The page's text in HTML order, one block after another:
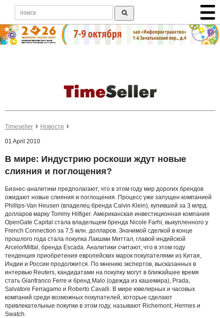
Timeseller Новости
01 April 2010
В мире: Индустрию роскоши ждут новые
слияния и поглощения?
Бизнес-аналитики предполагают, что в этом году мир дорогих брендов
ожидают новые слияния и поглощения. Процесс уже запущен компанией
Phillips-Van Heusen (владелец бренда Calvin Klein), купившей за 3 млрд.
долларов марку Tommy Hilfiger. Американская инвестиционная компания
OpenGate Capital стала владельцем бренда Nicole Farhi, выкупленного у
French Connection за 7,5 млн. долларов. Значимой сделкой в конце
прошлого года стала покупка Лакшми Миттал, главой индийской
ArcelorMittal, бренда Escada. Аналитики считают, что в этом году
тенденция приобретения европейских марок покупателями из Китая,
Индии и России продолжится. По мнению экспертов, высказанных в
интервью Reuters, кандидатами на покупку могут в ближайшее время
стать Gianfranco Ferre и бренд Malo (одежда из кашемира), Prada,
Salvatore Ferragamo и Roberto Cavalli. В мире ювелирных и часовых
компаний среди возможных покупателей, которые сделают
привлекательные покупки в этом году, называют Richemont, Hermes и
Swatch.